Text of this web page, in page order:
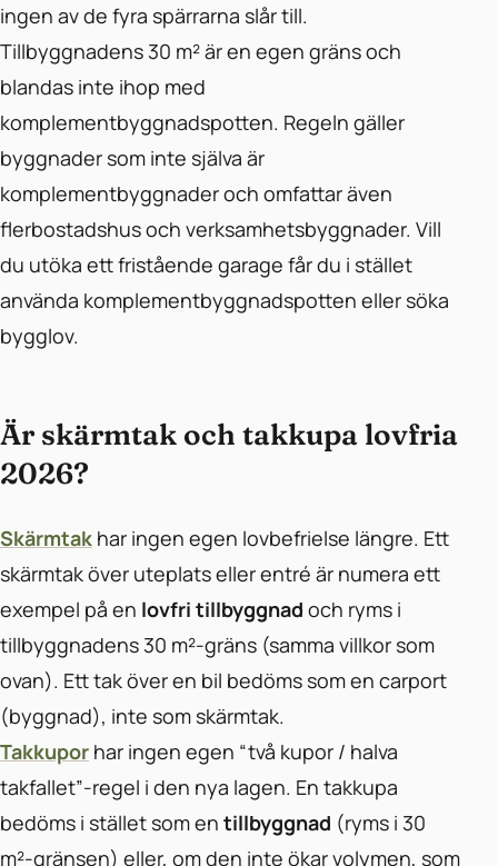
ingen av de fyra spärrarna slår till.
Tillbyggnadens 30 m² är en egen gräns och
blandas inte ihop med
komplementbyggnadspotten. Regeln gäller
byggnader som inte själva är
komplementbyggnader och omfattar även
flerbostadshus och verksamhetsbyggnader. Vill
du utöka ett fristående garage får du i stället
använda komplementbyggnadspotten eller söka
bygglov.
Är skärmtak och takkupa lovfria
2026?
Skärmtak har ingen egen lovbefrielse längre. Ett
skärmtak över uteplats eller entré är numera ett
exempel på en lovfri tillbyggnad och ryms i
tillbyggnadens 30 m²-gräns (samma villkor som
ovan). Ett tak över en bil bedöms som en carport
(byggnad), inte som skärmtak.
Takkupor har ingen egen “två kupor / halva
takfallet”-regel i den nya lagen. En takkupa
bedöms i stället som en tillbyggnad (ryms i 30
m²-gränsen) eller, om den inte ökar volymen, som